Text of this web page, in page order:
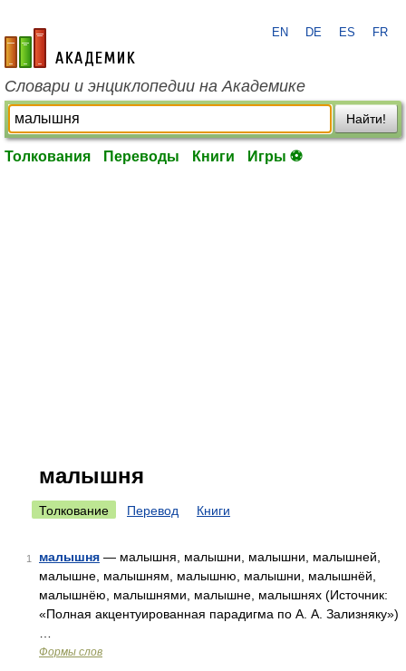
academic.ru
EN DE ES FR
Словари и энциклопедии на Академике
Найти!
Толкования Переводы Книги Игры ⚽
малышня
Толкование Перевод Книги
1 малышня — малышня, малышни, малышни, малышней,
малышне, малышням, малышню, малышни, малышнёй,
малышнёю, малышнями, малышне, малышнях (Источник:
«Полная акцентуированная парадигма по А. А. Зализняку»)
Формы слов